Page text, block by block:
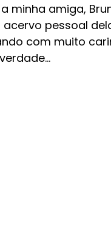
minha amiga,
pessoal
com muito